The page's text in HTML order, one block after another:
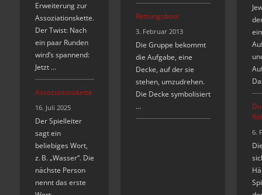
Erweiterung zur
Assoziationskette.
Der Twist: Nach
ein paar Runden
wird’s spannend:
Jetzt …
Assoziationskette
16. Juli 2025
Der Spielleiter
sagt ein
beliebiges Wort,
z. B. „Wasser“. Die
nächste Person
nennt das erste
Rettungsboot
3. Februar 2013
Die Gruppe bekommt
die Aufgabe, eine
Decke, auf der sie
stehen, umzudrehen.
Die Decke symbolisiert
…
6.